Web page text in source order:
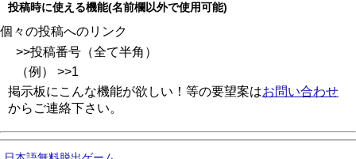
投稿時に使える機能(名前欄以外で使用可能)
個々の投稿へのリンク
>>投稿番号（全て半角）
（例） >>1
掲示板にこんな機能が欲しい！等の要望案はお問い合わせ
からご連絡下さい。